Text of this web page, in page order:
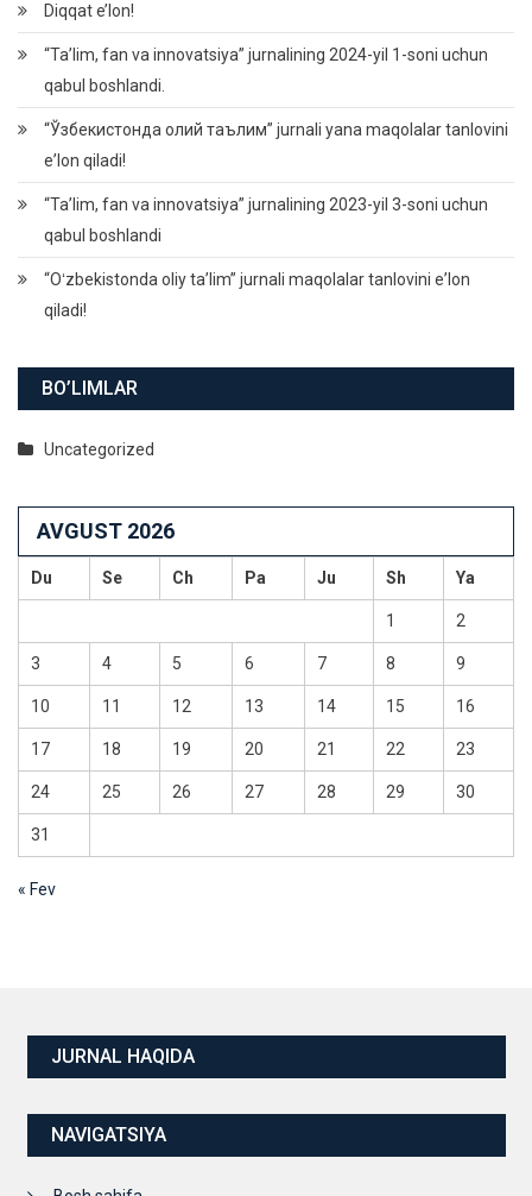
Diqqat e’lon!
“Ta’lim, fan va innovatsiya” jurnalining 2024-yil 1-soni uchun
qabul boshlandi.
“Ўзбекистонда олий таълим” jurnali yana maqolalar tanlovini
eʼlon qiladi!
“Ta’lim, fan va innovatsiya” jurnalining 2023-yil 3-soni uchun
qabul boshlandi
“Oʻzbekistonda oliy taʼlim” jurnali maqolalar tanlovini eʼlon
qiladi!
BO’LIMLAR
Uncategorized
AVGUST 2026
Du Se Ch Pa Ju Sh Ya
1 2
3 4 5 6 7 8 9
10 11 12 13 14 15 16
17 18 19 20 21 22 23
24 25 26 27 28 29 30
31
« Fev
JURNAL HAQIDA
NAVIGATSIYA